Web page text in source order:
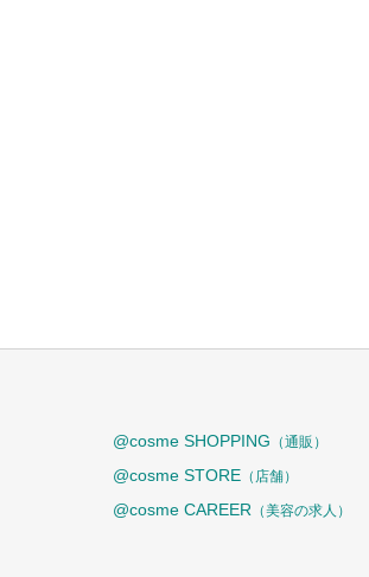
@cosme SHOPPING （通販）
@cosme STORE （店舗）
@cosme CAREER （美容の求人）